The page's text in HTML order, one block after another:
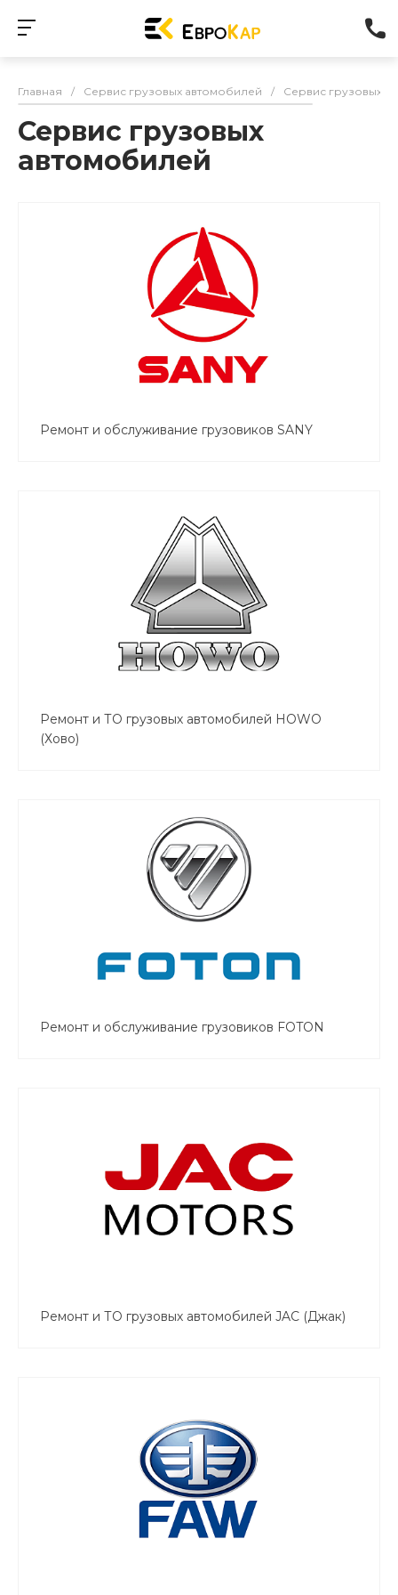
Главная / Сервис грузовых автомобилей / Сервис грузовых
Сервис грузовых
автомобилей
Ремонт и обслуживание грузовиков SANY
Ремонт и ТО грузовых автомобилей HOWO
(Хово)
Ремонт и обслуживание грузовиков FOTON
Ремонт и ТО грузовых автомобилей JAC (Джак)